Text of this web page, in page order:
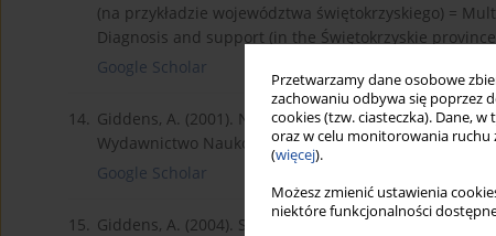
Przetwarzamy dane osobowe
zachowaniu odbywa się poprzez
cookies (tzw. ciasteczka). Dane,
oraz w celu monitorowania ruchu
(więcej).
Możesz zmienić ustawienia
niektóre funkcjonalności
(na przykładzie województwa świętokrzyskiego) =
Diagnosis and support (in the Świętokrzyskie
Google Scholar
14. Giddens, A. (2001). Nowoczesność i tożsamość: „ja”
Wydawnictwo Naukowe PWN.
Google Scholar
15. Giddens, A. (2004). Socjologia. Warszawa: